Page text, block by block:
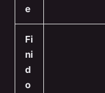
e
Fi
ni
d
o